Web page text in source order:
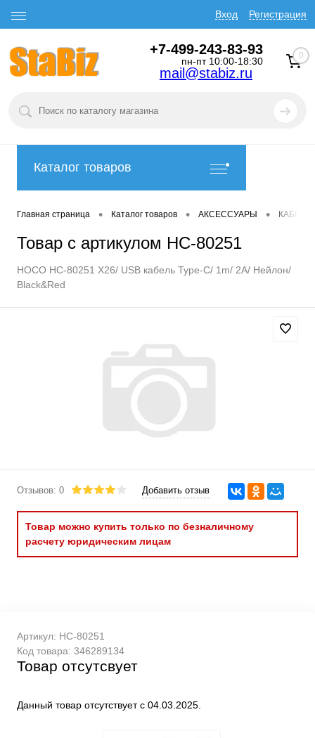
Вход Регистрация
+7-499-243-83-93
пн-пт 10:00-18:30
mail@stabiz.ru
0
Каталог товаров
Главная страница • Каталог товаров • АКСЕССУАРЫ •
Товар с артикулом HC-80251
HOCO HC-80251 X26/ USB кабель Type-C/ 1m/ 2A/ Нейлон/
Black&Red
Отзывов: 0 Добавить отзыв
Товар можно купить только по безналичному
расчету юридическим лицам
Артикул: HC-80251
Код товара: 346289134
Товар отсутсвует
Данный товар отсутствует с 04.03.2025.